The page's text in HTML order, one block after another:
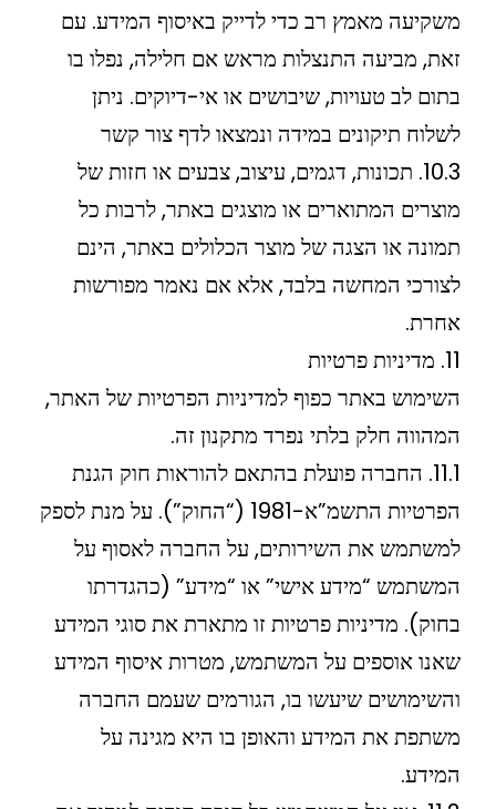
משקיעה מאמץ רב כדי לדייק באיסוף המידע. עם
זאת, מביעה התנצלות מראש אם חלילה, נפלו בו
בתום לב טעויות, שיבושים או אי-דיוקים. ניתן
לשלוח תיקונים במידה ונמצאו לדף צור קשר
10.3. תכונות, דגמים, עיצוב, צבעים או חזות של
מוצרים המתוארים או מוצגים באתר, לרבות כל
תמונה או הצגה של מוצר הכלולים באתר, הינם
לצורכי המחשה בלבד, אלא אם נאמר מפורשות
אחרת.
11. מדיניות פרטיות
השימוש באתר כפוף למדיניות הפרטיות של האתר,
המהווה חלק בלתי נפרד מתקנון זה.
11.1. החברה פועלת בהתאם להוראות חוק הגנת
הפרטיות התשמ”א-1981 (“החוק”). על מנת לספק
למשתמש את השירותים, על החברה לאסוף על
המשתמש “מידע אישי” או “מידע” (כהגדרתו
בחוק). מדיניות פרטיות זו מתארת את סוגי המידע
שאנו אוספים על המשתמש, מטרות איסוף המידע
והשימושים שיעשו בו, הגורמים שעמם החברה
משתפת את המידע והאופן בו היא מגינה על
המידע.